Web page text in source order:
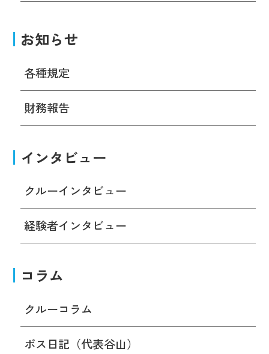
お知らせ
各種規定
財務報告
インタビュー
クルーインタビュー
経験者インタビュー
コラム
クルーコラム
ボス日記（代表谷山）